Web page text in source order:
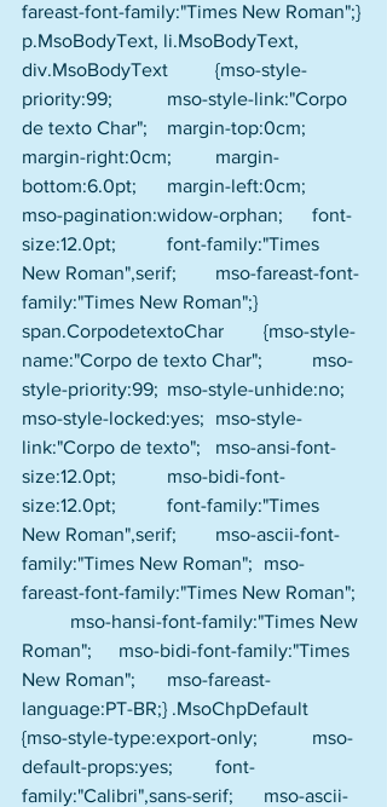
fareast-font-family:"Times New Roman";}
p.MsoBodyText, li.MsoBodyText,
div.MsoBodyText 	{mso-style-
priority:99; 	mso-style-link:"Corpo
de texto Char"; 	margin-top:0cm;
margin-right:0cm; 	margin-
bottom:6.0pt; 	margin-left:0cm;
mso-pagination:widow-orphan; 	font-
size:12.0pt; 	font-family:"Times
New Roman",serif; 	mso-fareast-font-
family:"Times New Roman";}
span.CorpodetextoChar 	{mso-style-
name:"Corpo de texto Char"; 	mso-
style-priority:99; 	mso-style-unhide:no;
mso-style-locked:yes; 	mso-style-
link:"Corpo de texto"; 	mso-ansi-font-
size:12.0pt; 	mso-bidi-font-
size:12.0pt; 	font-family:"Times
New Roman",serif; 	mso-ascii-font-
family:"Times New Roman"; 	mso-
fareast-font-family:"Times New Roman";
Roman"; 	mso-bidi-font-family:"Times
New Roman"; 	mso-fareast-
language:PT-BR;} .MsoChpDefault
{mso-style-type:export-only; 	mso-
default-props:yes; 	font-
family:"Calibri",sans-serif; 	mso-ascii-